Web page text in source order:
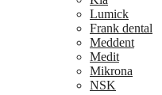
Lumick
Frank dental
Meddent
Medit
Mikrona
NSK